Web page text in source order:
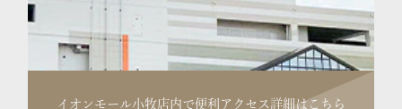
イオンモール小牧店内で便利 アクセス詳細はこちら